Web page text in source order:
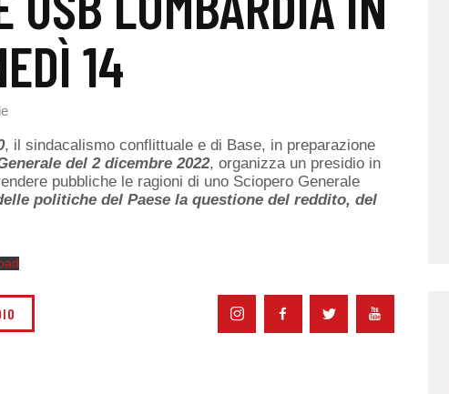
14
, il sindacalismo conflittuale e di Base, in preparazione
del 2 dicembre 2022, organizza un presidio in
pubbliche le ragioni di uno Sciopero Generale
politiche del Paese la questione del reddito, del